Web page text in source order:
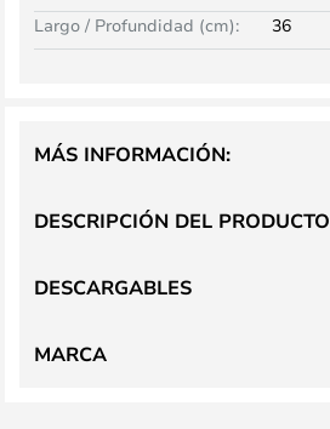
Largo / Profundidad (cm):
36
DESCRIPCIÓN DEL PRODUCTO
MÁS INFORMACIÓN:
DESCARGABLES
MARCA